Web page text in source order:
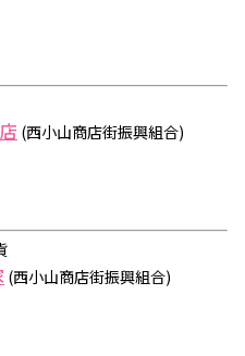
(西小山商店街振興組合)
(西小山商店街振興組合)